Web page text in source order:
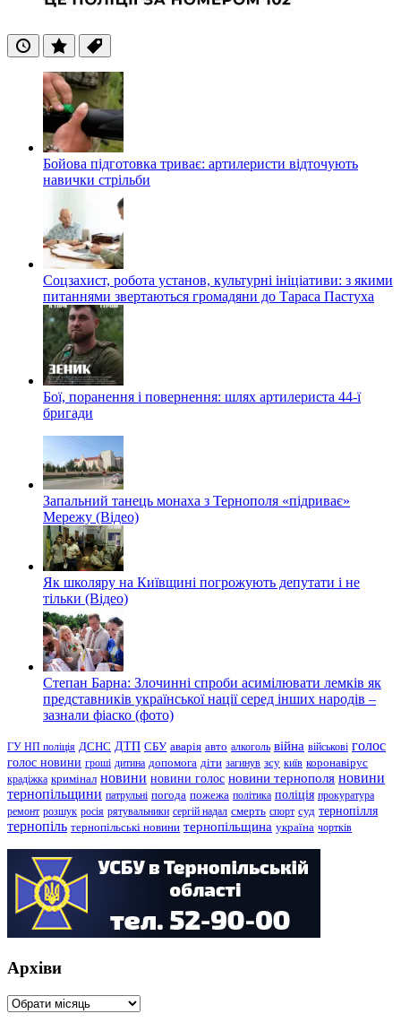
ОстанніПопулярні
Теги
Бойова підготовка триває: артилеристи відточують
навички стрільби
Соцзахист, робота установ, культурні ініціативи: з якими
питаннями звертаються громадяни до Тараса Пастуха
Бої, поранення і повернення: шлях артилериста 44-ї
бригади
Запальний танець монаха з Тернополя «підриває»
Мережу (Відео)
Як школяру на Київщині погрожують депутати і не
тільки (Відео)
Степан Барна: Злочинні спроби асимілювати лемків як
представників української нації серед інших народів –
зазнали фіаско (фото)
ГУ НП поліція ДСНС ДТП СБУ аварія авто алкоголь війна військові голос
голос новини гроші дитина допомога діти загинув зсу київ коронавірус
крадіжка кримінал новини новини голос новини тернополя новини
тернопільщини патрульні погода пожежа політика поліція прокуратура
ремонт розшук росія рятувальники сергій надал смерть спорт суд тернопілля
тернопіль тернопільські новини тернопільщина україна чортків
Архіви
Архіви